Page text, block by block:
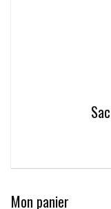
Mon panier